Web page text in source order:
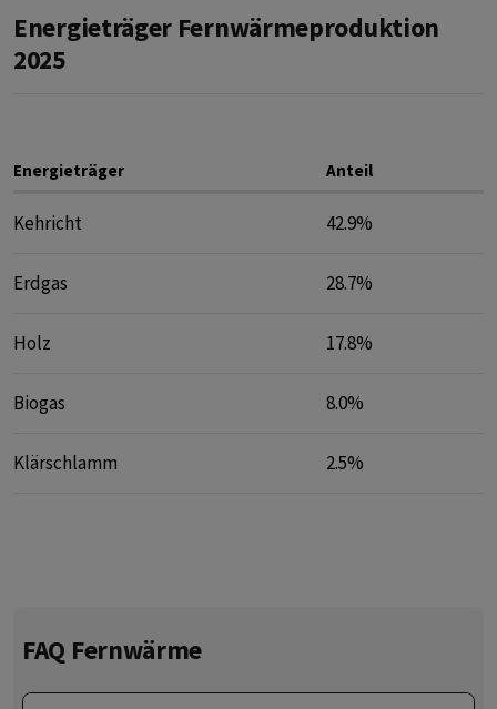
Energieträger Fernwärmeproduktion
2025
Energieträger Anteil
Kehricht 42.9%
Erdgas 28.7%
Holz 17.8%
Biogas 8.0%
Klärschlamm 2.5%
FAQ Fernwärme